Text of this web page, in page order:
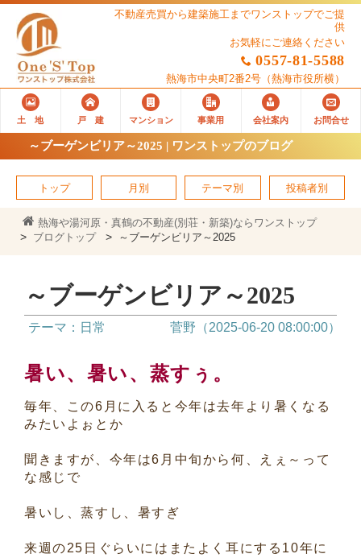
不動産売買から建築施工までワンストップでご提
供
お気軽にご連絡ください
0557-81-5588
熱海市中央町2番2号 （熱海市役所横）
土 地 戸 建 マンション 事業用 会社案内 お問合せ
～ブーゲンビリア～2025 | ワンストップのブログ
トップ 月別 テーマ別 投稿者別
熱海や湯河原・真鶴の不動産(別荘・新築)ならワンストップ
ブログトップ
～ブーゲンビリア～2025
～ブーゲンビリア～2025
テーマ：日常 菅野（2025-06-20 08:00:00）
暑い、暑い、蒸すぅ。
毎年、この6月に入ると今年は去年より暑くなる
みたいよぉとか
聞きますが、今年は6月中旬から何、えぇ～って
な感じで
暑いし、蒸すし、暑すぎ
来週の25日ぐらいにはまたよく耳にする10年に